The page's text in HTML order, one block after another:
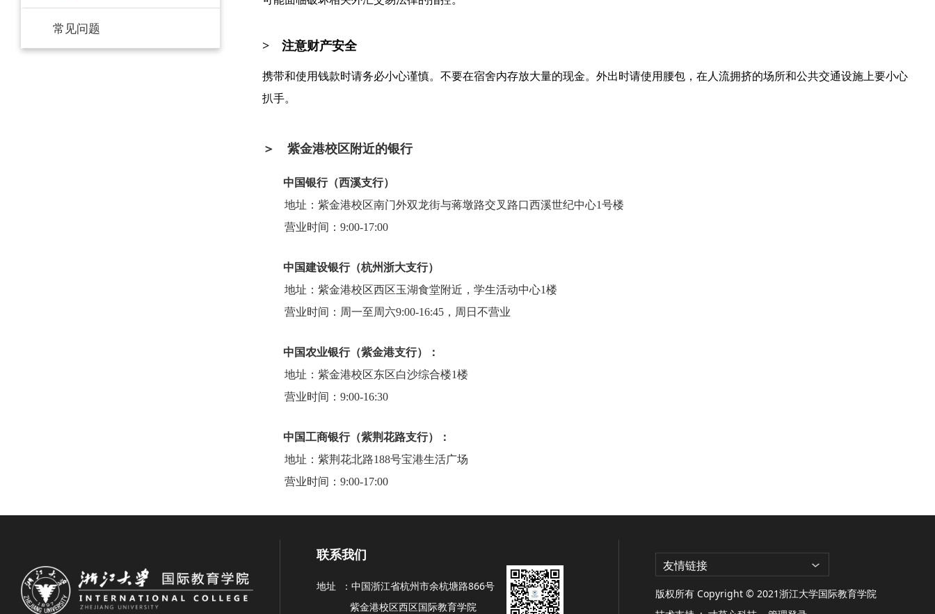
常见问题
> 注意财产安全
携带和使用钱款时请务必小心谨慎。不要在宿舍内存放大量的现金。外出时请使用腰包，在人流拥挤的场所和公共交通设施上要小心
扒手。
＞ 紫金港校区附近的银行
中国银行（西溪支行）
地址：紫金港校区南门外双龙街与蒋墩路交叉路口西溪世纪中心1号楼
营业时间：9:00-17:00
中国建设银行（杭州浙大支行）
地址：紫金港校区西区玉湖食堂附近，学生活动中心1楼
营业时间：周一至周六9:00-16:45，周日不营业
中国农业银行（紫金港支行）：
地址：紫金港校区东区白沙综合楼1楼
营业时间：9:00-16:30
中国工商银行（紫荆花路支行）：
地址：紫荆花北路188号宝港生活广场
营业时间：9:00-17:00
联系我们
地址 ： 中国浙江省杭州市余杭塘路866号
紫金港校区西区国际教育学院
友情链接
版权所有 Copyright © 2021浙江大学国际教育学院